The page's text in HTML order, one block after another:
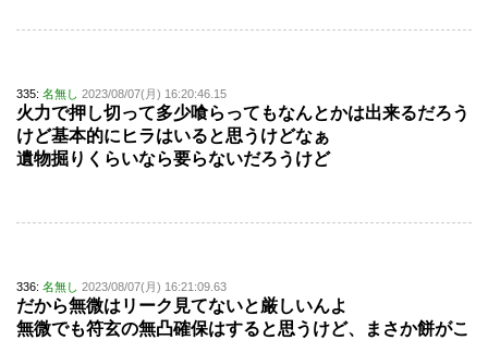
335: 名無し 2023/08/07(月) 16:20:46.15
火力で押し切って多少喰らってもなんとかは出来るだろう
けど基本的にヒラはいると思うけどなぁ
遺物掘りくらいなら要らないだろうけど
336: 名無し 2023/08/07(月) 16:21:09.63
だから無微はリーク見てないと厳しいんよ
無微でも符玄の無凸確保はすると思うけど、まさか餅がこ